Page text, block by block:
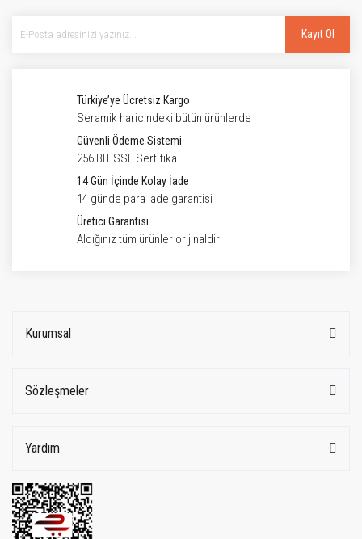
Kayıt Ol
Türkiye’ye Ücretsiz Kargo
Seramik haricindeki bütün ürünlerde
Güvenli Ödeme Sistemi
256 BIT SSL Sertifika
14 Gün İçinde Kolay İade
14 günde para iade garantisi
Üretici Garantisi
Aldığınız tüm ürünler orijinaldir
Kurumsal
Sözleşmeler
Yardım